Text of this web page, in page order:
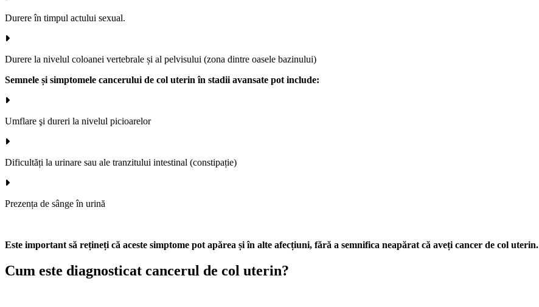
Durere în timpul actului sexual.
Durere la nivelul coloanei vertebrale și al pelvisului (zona dintre oasele bazinului)
Semnele și simptomele cancerului de col uterin în stadii avansate pot include:
Umflare şi dureri la nivelul picioarelor
Dificultăți la urinare sau ale tranzitului intestinal (constipație)
Prezența de sânge în urină
Este important să rețineți că aceste simptome pot apărea și în alte afecțiuni, fără a semnifica neapărat că aveți cancer de col uterin.
Cum este diagnosticat cancerul de col uterin?